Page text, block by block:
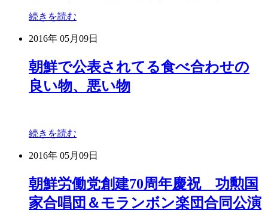
続きを読む
2016年 05月09日
朝鮮で公表されてる食べ合わせの
良い物、悪い物
続きを読む
2016年 05月09日
朝鮮労働党創建70周年慶祝 功勲国
家合唱団＆モランボン楽団合同公演